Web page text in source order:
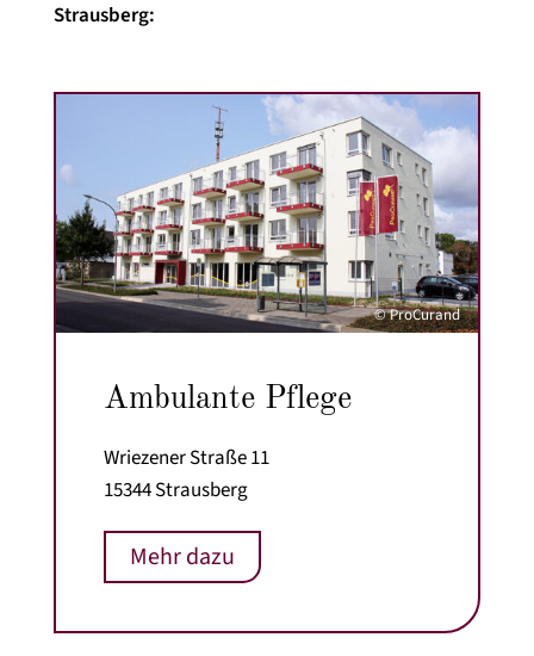
Strausberg:
© ProCurand
Ambulante Pflege
Wriezener Straße 11
15344 Strausberg
Mehr dazu